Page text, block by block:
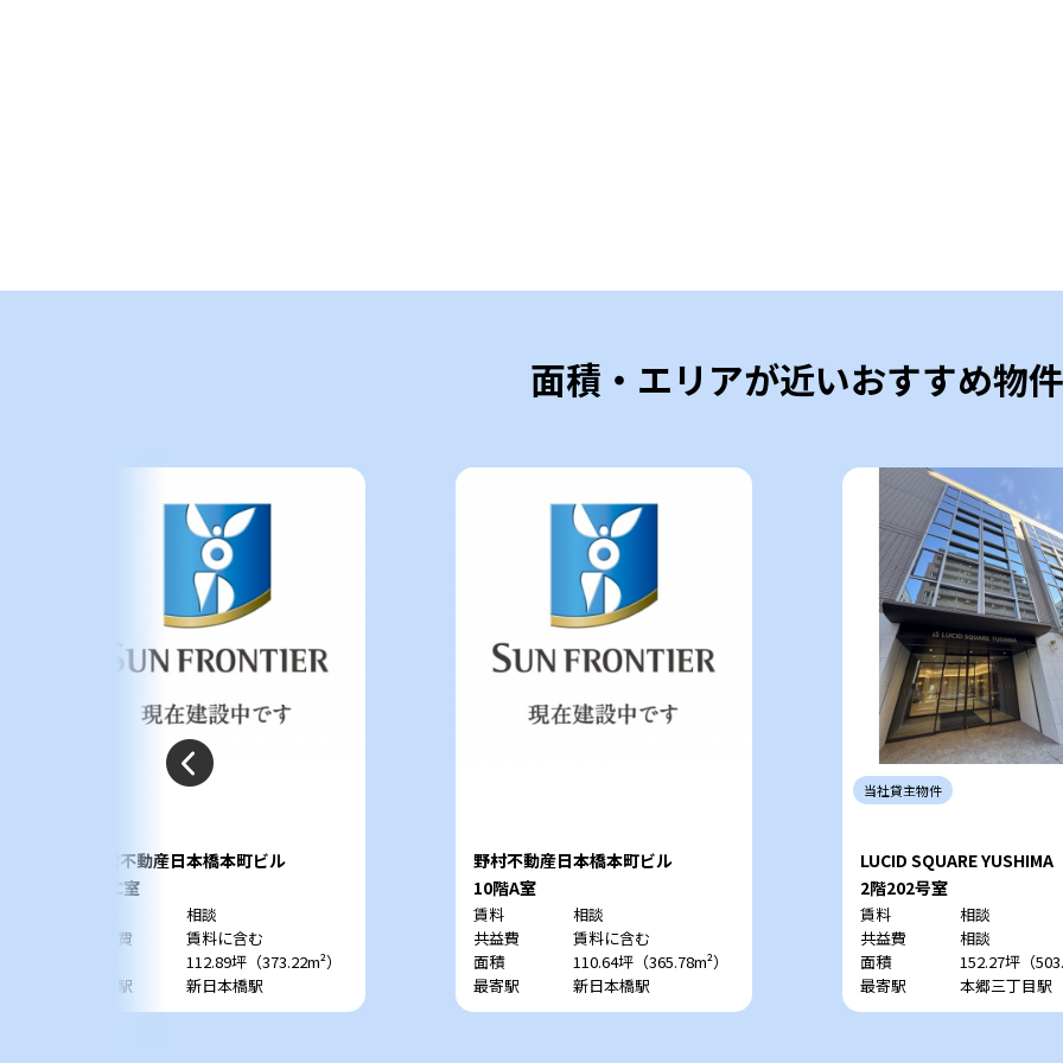
面積・エリアが近いおすすめ物件
野村不動産日本橋本町ビル
6階C室
相談
共益費
賃料に含む
112.89坪（373.22m²）
最寄駅
新日本橋駅
野村不動産日本橋本町ビル
10階A室
賃料
相談
共益費
賃料に含む
面積
110.64坪（365.78m²）
最寄駅
新日本橋駅
当社貸主物件
LUCID SQUARE YUSHIMA
2階202号室
賃料
相談
共益費
相談
面積
152.27坪（
最寄駅
本郷三丁目駅